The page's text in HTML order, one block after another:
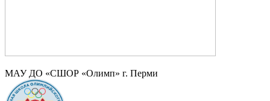
МАУ ДО «СШОР «Олимп» г. Перми